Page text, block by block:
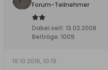
Forum-Teilnehmer
Dabei seit: 13.02.2008
Beiträge: 1009
19.10.2016, 10:19